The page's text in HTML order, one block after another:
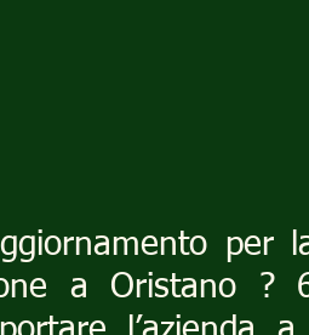
per
a Oristano ?